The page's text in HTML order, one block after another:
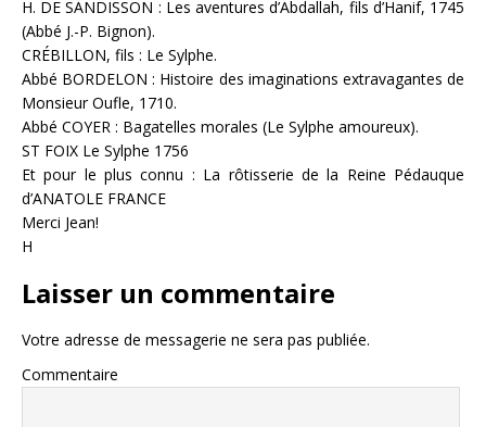
H. DE SANDISSON : Les aventures d’Abdallah, fils d’Hanif, 1745
(Abbé J.-P. Bignon).
CRÉBILLON, fils : Le Sylphe.
Abbé BORDELON : Histoire des imaginations extravagantes de
Monsieur Oufle, 1710.
Abbé COYER : Bagatelles morales (Le Sylphe amoureux).
ST FOIX Le Sylphe 1756
Et pour le plus connu : La rôtisserie de la Reine Pédauque
d’ANATOLE FRANCE
Merci Jean!
H
Laisser un commentaire
Votre adresse de messagerie ne sera pas publiée.
Commentaire